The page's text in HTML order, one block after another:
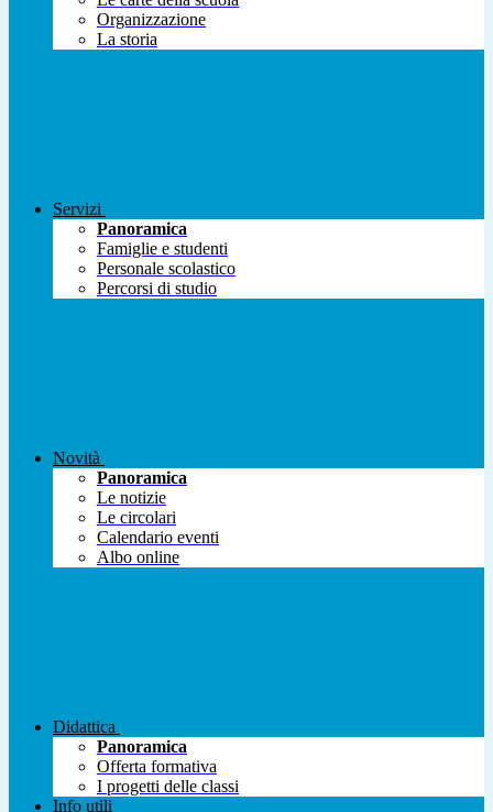
Organizzazione
La storia
Servizi
Panoramica
Famiglie e studenti
Personale scolastico
Percorsi di studio
Novità
Panoramica
Le notizie
Le circolari
Calendario eventi
Albo online
Didattica
Panoramica
Offerta formativa
I progetti delle classi
Info utili